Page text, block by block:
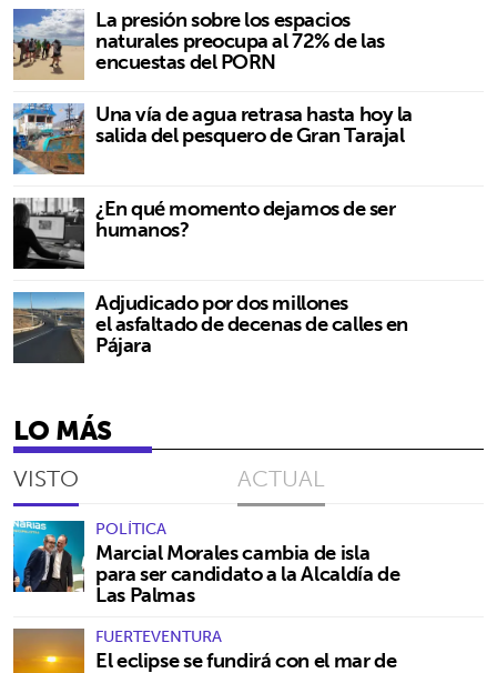
La presión sobre los espacios
naturales preocupa al 72% de las
encuestas del PORN
Una vía de agua retrasa hasta hoy la
salida del pesquero de Gran Tarajal
¿En qué momento dejamos de ser
humanos?
Adjudicado por dos millones
el asfaltado de decenas de calles en
Pájara
LO MÁS
VISTO ACTUAL
POLÍTICA
Marcial Morales cambia de isla
para ser candidato a la Alcaldía de
Las Palmas
FUERTEVENTURA
El eclipse se fundirá con el mar de